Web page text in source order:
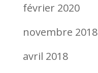
février 2020
novembre 2018
avril 2018